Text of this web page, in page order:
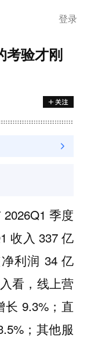
登录
考验才刚
季度
收入 337 亿
利润 34 亿
看，线上营
9.3%；直
；其他服